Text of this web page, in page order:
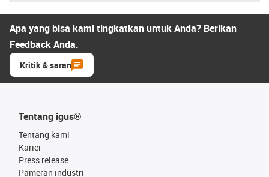
Apa yang bisa kami tingkatkan untuk Anda? Berikan
Feedback Anda.
Kritik & saran
Tentang igus®
Tentang kami
Karier
Press release
Pameran industri